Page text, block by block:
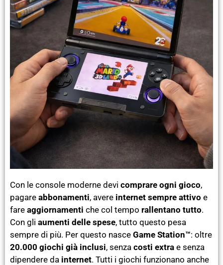
Con le console moderne devi comprare ogni gioco,
pagare abbonamenti, avere internet sempre attivo e
fare aggiornamenti che col tempo rallentano tutto.
Con gli aumenti delle spese, tutto questo pesa
sempre di più. Per questo nasce Game Station™: oltre
20.000 giochi già inclusi, senza costi extra e senza
dipendere da internet. Tutti i giochi funzionano anche